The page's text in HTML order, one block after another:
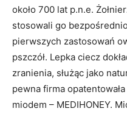
około 700 lat p.n.e.
stosowali go
pierwszych zastosowań
pszczół. Lepka ciecz
zranienia, służąc jako
pewna firma
miodem – MEDIHONEY.